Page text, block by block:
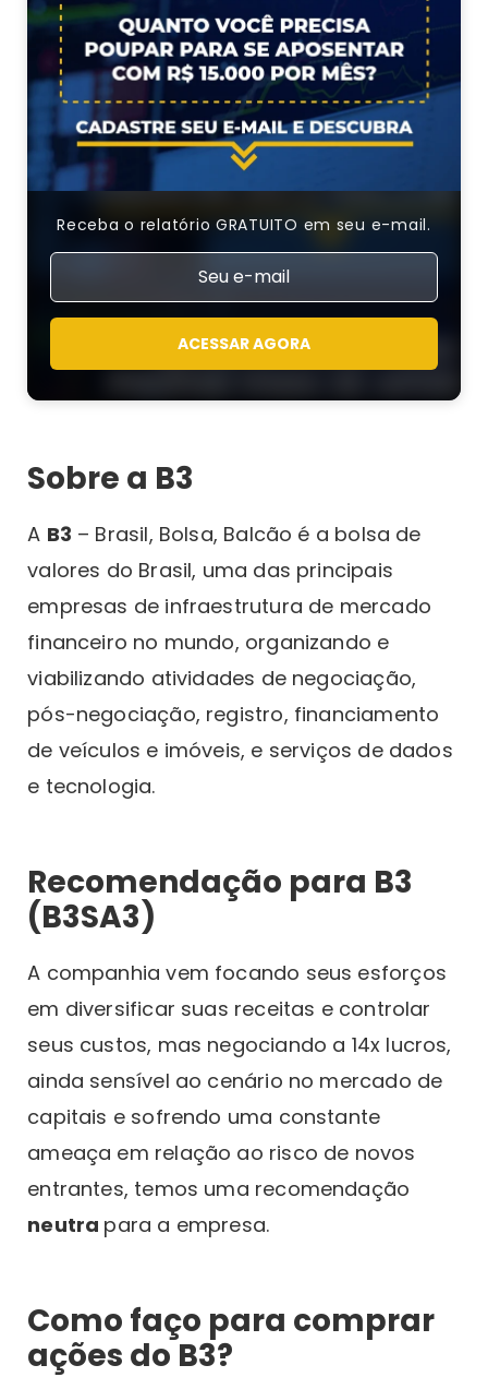
Receba o relatório GRATUITO em seu e-mail.
ACESSAR AGORA
Sobre a B3
A B3 – Brasil, Bolsa, Balcão é a bolsa de
valores do Brasil, uma das principais
empresas de infraestrutura de mercado
financeiro no mundo, organizando e
viabilizando atividades de negociação,
pós-negociação, registro, financiamento
de veículos e imóveis, e serviços de dados
e tecnologia.
Recomendação para B3
(B3SA3)
A companhia vem focando seus esforços
em diversificar suas receitas e controlar
seus custos, mas negociando a 14x lucros,
ainda sensível ao cenário no mercado de
capitais e sofrendo uma constante
ameaça em relação ao risco de novos
entrantes, temos uma recomendação
neutra para a empresa.
Como faço para comprar
ações do B3?